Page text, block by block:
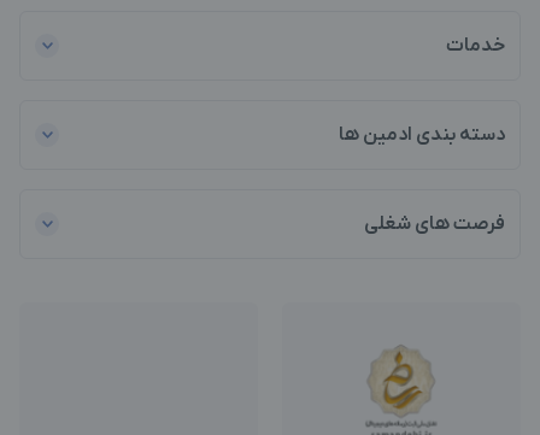
خدمات
دسته بندی ادمین ها
فرصت های شغلی